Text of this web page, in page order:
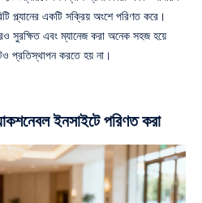
প্ল্যানের একটি সক্রিয় অংশে পরিণত করে।
সুরক্ষিত এবং ম্যানেজ করা অনেক সহজ হয়ে
প্রতিস্থাপন করতে হয় না।
ইনসাইটে পরিণত করা